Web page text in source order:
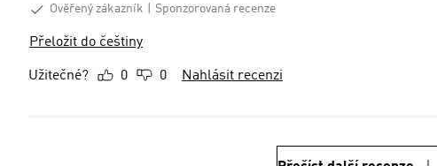
Ověřený zákazník
Sponzorovaná recenze
Přeložit do češtiny
Užitečné? 0 0 Nahlásit recenzi